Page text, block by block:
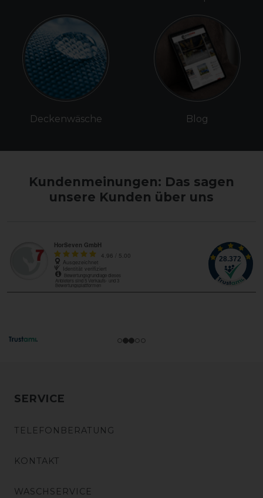
Deckenwäsche Blog
Kundenmeinungen: Das sagen
unsere Kunden über uns
SERVICE
TELEFONBERATUNG
KONTAKT
WASCHSERVICE